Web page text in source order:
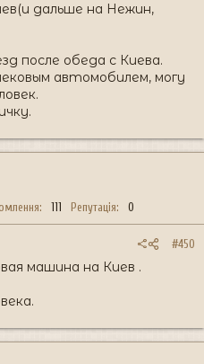
дальше на Нежин,
после обеда с Киева.
автомобилем, могу
111 Репутація 0
#450
машина на Киев .